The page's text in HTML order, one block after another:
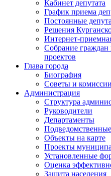
Кабинет депутата
График приема
Постоянные
Решения
Интернет-
Собрание
проектов
Глава города
Биография
Советы и
Администрация
Структура
Руководители
Департаменты
Объекты на карте
Проекты
Установленные
Оценка
Защита населения